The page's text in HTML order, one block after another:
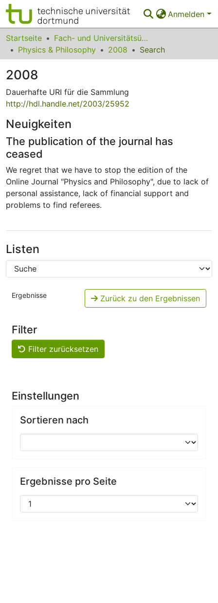
Anmelden
Bereiche & Sammlungen
Das gesamte Repositorium
Statistiken
FAQ
Zurück zur Startseite
Startseite
Fach- und Universitätsübergreifendes
Physics & Philosophy
2008 Search
2008
Dauerhafte URI für die Sammlung
http://hdl.handle.net/2003/25952
Neuigkeiten
The publication of the journal has
ceased
We regret that we have to stop the edition of the
Online Journal "Physics and Philosophy", due to lack of
personal assistance, lack of financial support and
problems to find referees.
Listen
Ergebnisse Zurück zu den Ergebnissen
Filter
Filter zurücksetzen
Einstellungen
Sortieren nach
Ergebnisse pro Seite